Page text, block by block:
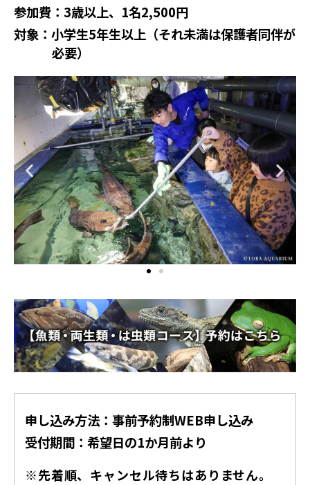
参加費：3歳以上、1名2,500円
対象：小学生5年生以上（それ未満は保護者同伴が
必要）
申し込み方法：事前予約制WEB申し込み
受付期間：希望日の1か月前より
※先着順、キャンセル待ちはありません。